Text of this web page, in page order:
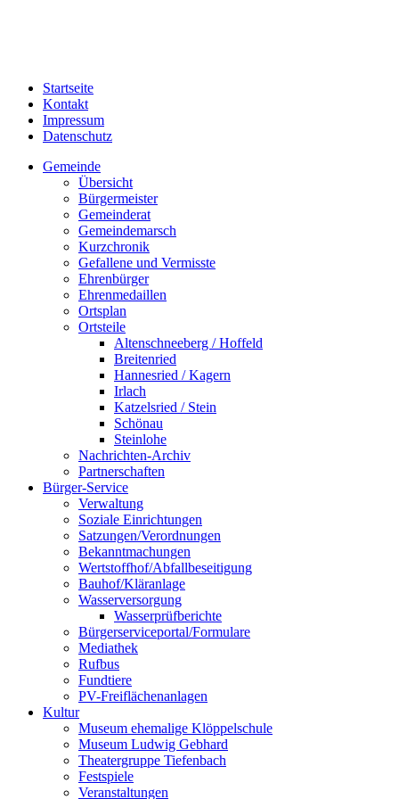
Startseite
Kontakt
Impressum
Datenschutz
Gemeinde
Übersicht
Bürgermeister
Gemeinderat
Gemeindemarsch
Kurzchronik
Gefallene und Vermisste
Ehrenbürger
Ehrenmedaillen
Ortsplan
Ortsteile
Altenschneeberg / Hoffeld
Breitenried
Hannesried / Kagern
Irlach
Katzelsried / Stein
Schönau
Steinlohe
Nachrichten-Archiv
Partnerschaften
Bürger-Service
Verwaltung
Soziale Einrichtungen
Satzungen/Verordnungen
Bekanntmachungen
Wertstoffhof/Abfallbeseitigung
Bauhof/Kläranlage
Wasserversorgung
Wasserprüfberichte
Bürgerserviceportal/Formulare
Mediathek
Rufbus
Fundtiere
PV-Freiflächenanlagen
Kultur
Museum ehemalige Klöppelschule
Museum Ludwig Gebhard
Theatergruppe Tiefenbach
Festspiele
Veranstaltungen